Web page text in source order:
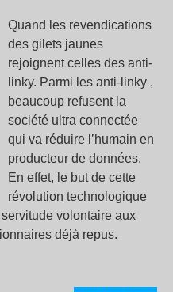
Quand les revendications
des gilets jaunes
rejoignent celles des anti-
linky. Parmi les anti-linky ,
beaucoup refusent la
société ultra connectée
qui va réduire l’humain en
producteur de données.
En effet, le but de cette
révolution technologique
volontaire aux
déjà repus.